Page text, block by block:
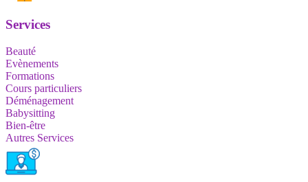
Services
Beauté
Evènements
Formations
Cours particuliers
Déménagement
Babysitting
Bien-être
Autres Services